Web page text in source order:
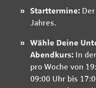
Starttermine:
Jahres.
Wähle Deine
Abendkurs: In
pro Woche von
09:00 Uhr bis